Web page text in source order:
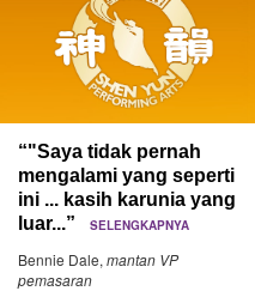
“"Saya tidak pernah
mengalami yang seperti
ini ... kasih karunia yang
luar...”
SELENGKAPNYA
Bennie Dale, mantan VP
pemasaran